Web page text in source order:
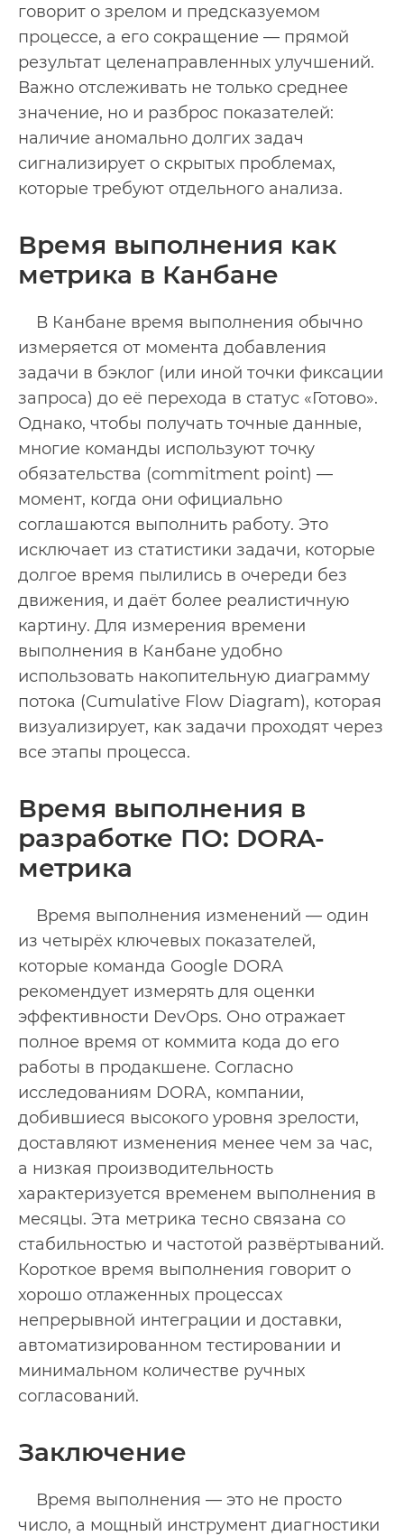
говорит о зрелом и предсказуемом
процессе, а его сокращение — прямой
результат целенаправленных улучшений.
Важно отслеживать не только среднее
значение, но и разброс показателей:
наличие аномально долгих задач
сигнализирует о скрытых проблемах,
которые требуют отдельного анализа.
Время выполнения как
метрика в Канбане
В Канбане время выполнения обычно
измеряется от момента добавления
задачи в бэклог (или иной точки фиксации
запроса) до её перехода в статус «Готово».
Однако, чтобы получать точные данные,
многие команды используют точку
обязательства (commitment point) —
момент, когда они официально
соглашаются выполнить работу. Это
исключает из статистики задачи, которые
долгое время пылились в очереди без
движения, и даёт более реалистичную
картину. Для измерения времени
выполнения в Канбане удобно
использовать накопительную диаграмму
потока (Cumulative Flow Diagram), которая
визуализирует, как задачи проходят через
все этапы процесса.
Время выполнения в
разработке ПО: DORA-
метрика
Время выполнения изменений — один
из четырёх ключевых показателей,
которые команда Google DORA
рекомендует измерять для оценки
эффективности DevOps. Оно отражает
полное время от коммита кода до его
работы в продакшене. Согласно
исследованиям DORA, компании,
добившиеся высокого уровня зрелости,
доставляют изменения менее чем за час,
а низкая производительность
характеризуется временем выполнения в
месяцы. Эта метрика тесно связана со
стабильностью и частотой развёртываний.
Короткое время выполнения говорит о
хорошо отлаженных процессах
непрерывной интеграции и доставки,
автоматизированном тестировании и
минимальном количестве ручных
согласований.
Заключение
Время выполнения — это не просто
число, а мощный инструмент диагностики